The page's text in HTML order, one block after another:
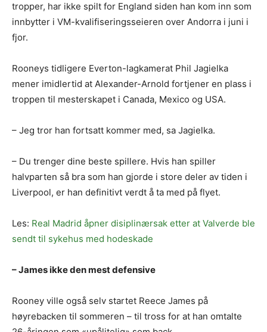
tropper, har ikke spilt for England siden han kom inn som
innbytter i VM-kvalifiseringsseieren over Andorra i juni i
fjor.
Rooneys tidligere Everton-lagkamerat Phil Jagielka
mener imidlertid at Alexander-Arnold fortjener en plass i
troppen til mesterskapet i Canada, Mexico og USA.
– Jeg tror han fortsatt kommer med, sa Jagielka.
– Du trenger dine beste spillere. Hvis han spiller
halvparten så bra som han gjorde i store deler av tiden i
Liverpool, er han definitivt verdt å ta med på flyet.
Les: Real Madrid åpner disiplinærsak etter at Valverde ble
sendt til sykehus med hodeskade
– James ikke den mest defensive
Rooney ville også selv startet Reece James på
høyrebacken til sommeren – til tross for at han omtalte